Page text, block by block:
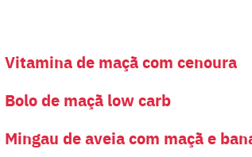
Vitamina de maçã com cenoura
Bolo de maçã low carb
Mingau de aveia com maçã e